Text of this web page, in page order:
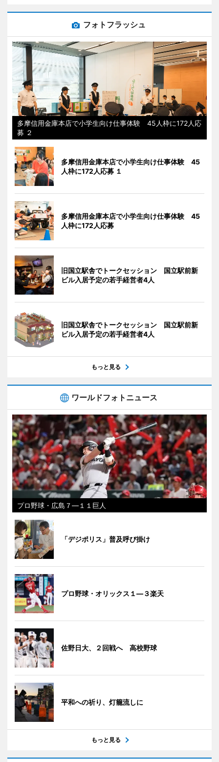
フォトフラッシュ
多摩信用金庫本店で小学生向け仕事体験 45人枠に172人応
募 ２
多摩信用金庫本店で小学生向け仕事体験 45
人枠に172人応募 １
多摩信用金庫本店で小学生向け仕事体験 45
人枠に172人応募
旧国立駅舎でトークセッション 国立駅前新
ビル入居予定の若手経営者4人
旧国立駅舎でトークセッション 国立駅前新
ビル入居予定の若手経営者4人
もっと見る
ワールドフォトニュース
プロ野球・広島７―１１巨人
「デジポリス」普及呼び掛け
プロ野球・オリックス１―３楽天
佐野日大、２回戦へ 高校野球
平和への祈り、灯籠流しに
もっと見る